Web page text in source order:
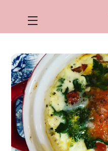
Menu